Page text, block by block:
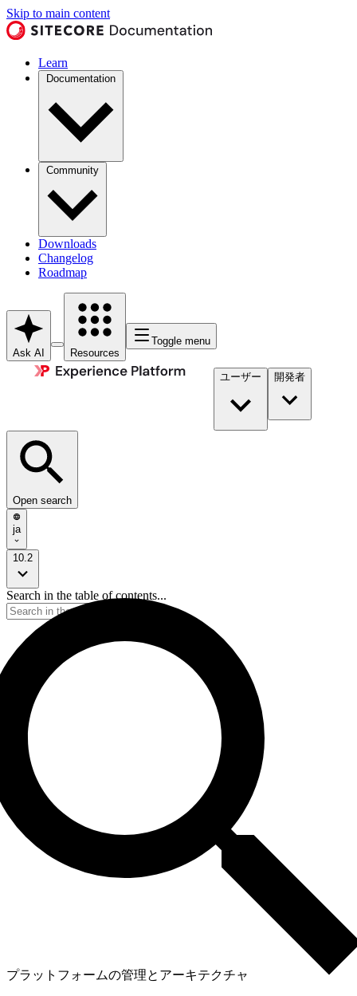
Skip to main content
Learn
Documentation
Community
Downloads
Changelog
Roadmap
Ask AI Resources
Toggle menu
ユーザー 開発者​
Open search
ja
10.2
Search in the table of contents...
プラットフォームの管理とアーキテクチャ